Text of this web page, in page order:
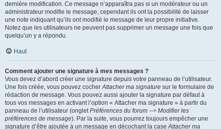
dernière modification. Ce message n’apparaîtra pas si un modérateur ou un
administrateur modifie le message, cependant ils ont la possibilité de laisser
une note indiquant qu’ils ont modifié le message de leur propre initiative.
Notez que les utilisateurs ne peuvent pas supprimer un message une fois que
quelqu’un y a répondu.
Haut
Comment ajouter une signature à mes messages ?
Vous devez d’abord créer une signature depuis votre panneau de l’utilisateur.
Une fois créée, vous pouvez cocherAttacher ma signature sur le formulaire de
rédaction de message. Vous pouvez aussi ajouter la signature par défaut à
tous vos messages en activant l’option « Attacher ma signature » à partir du
panneau de l’utilisateur (ongletPréférences du forum --> Modifier les
préférences de message). Par la suite, vous pourrez toujours empêcher une
signature d’être ajoutée à un message en décochant la caseAttacher ma